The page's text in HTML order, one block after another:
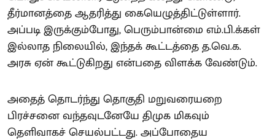
தீர்மானத்தை ஆதரித்து கையெழுத்திட்டுள்ளார்.
அப்படி இருக்கும்போது, பெரும்பான்மை எம்.பி.க்கள்
இல்லாத நிலையில், இந்தக் கூட்டத்தை த.வெ.க.
அரசு ஏன் கூட்டுகிறது என்பதை விளக்க வேண்டும்.
அதைத் தொடர்ந்து தொகுதி மறுவரையறை
பிரச்சனை வந்தவுடனேயே திமுக மிகவும்
தெளிவாகச் செயல்பட்டது. அப்போதைய